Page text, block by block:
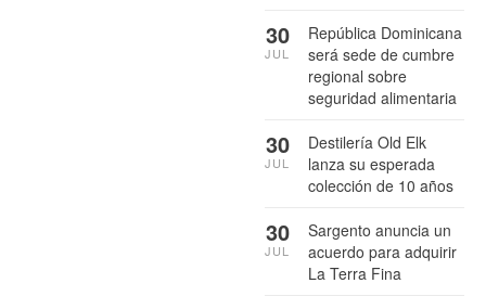
República Dominicana
será sede de cumbre
regional sobre
seguridad alimentaria
30
JUL
Destilería Old Elk
lanza su esperada
colección de 10 años
30
JUL
Sargento anuncia un
acuerdo para adquirir
La Terra Fina
30
JUL